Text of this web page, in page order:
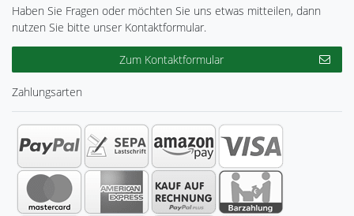
Haben Sie Fragen oder möchten Sie uns etwas mitteilen, dann
nutzen Sie bitte unser Kontaktformular.
Zum Kontaktformular
Zahlungsarten